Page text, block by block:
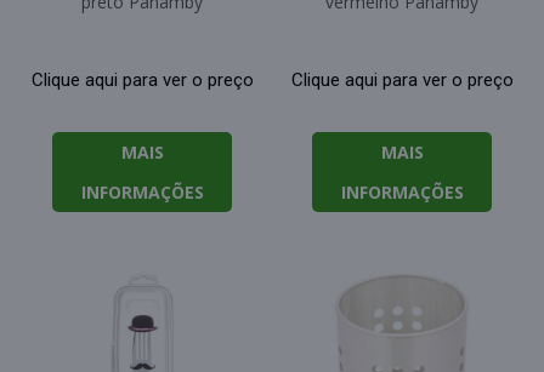
Clique aqui para ver o preço
MAIS
INFORMAÇÕES
Clique aqui para ver o preço
MAIS
INFORMAÇÕES